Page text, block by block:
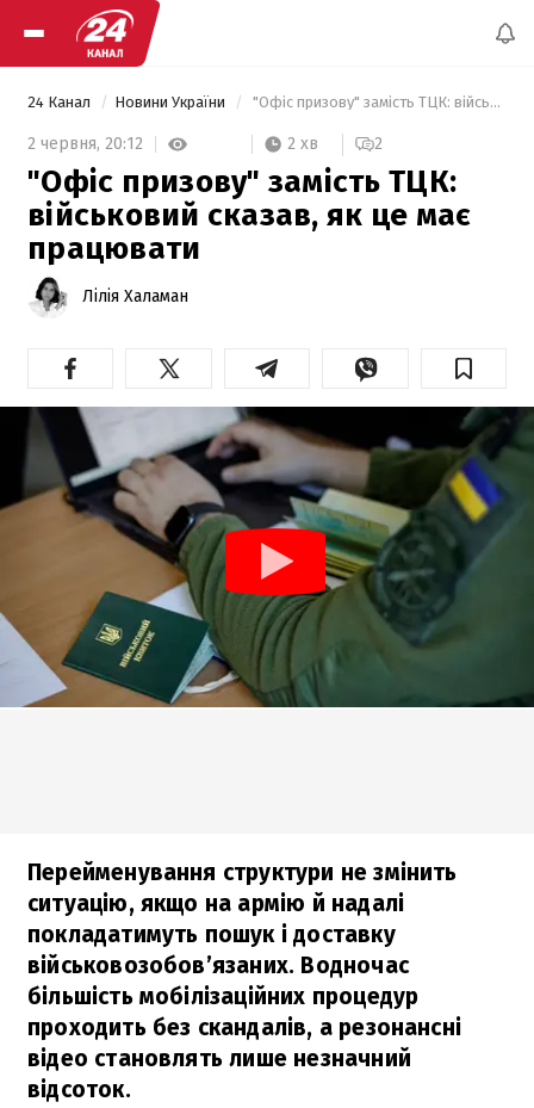
24 Канал Новини України "Офіс призову" замість ТЦК: військовий сказав, як це має працювати
2 червня, 20:12 2 хв 2
"Офіс призову" замість ТЦК:
військовий сказав, як це має
працювати
Лілія Халаман
Перейменування структури не змінить
ситуацію, якщо на армію й надалі
покладатимуть пошук і доставку
військовозобов’язаних. Водночас
більшість мобілізаційних процедур
проходить без скандалів, а резонансні
відео становлять лише незначний
відсоток.